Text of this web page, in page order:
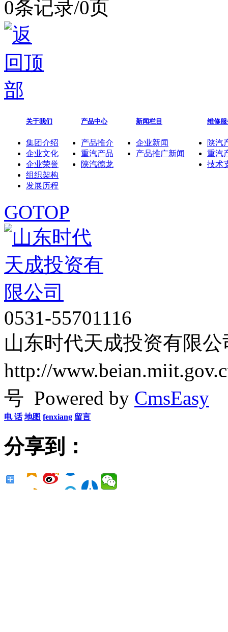
0条记录/0页
关于我们
集团介绍
企业文化
企业荣誉
组织架构
发展历程
产品中心
产品推介
重汽产品
陕汽德龙
新闻栏目
企业新闻
产品推广新闻
维修
陕汽
重汽
技术
GOTOP
0531-55701116
山东时代天成投资有限
http://
号 Powered by CmsEasy
电 话 地图 fenxiang 留言
分享到：